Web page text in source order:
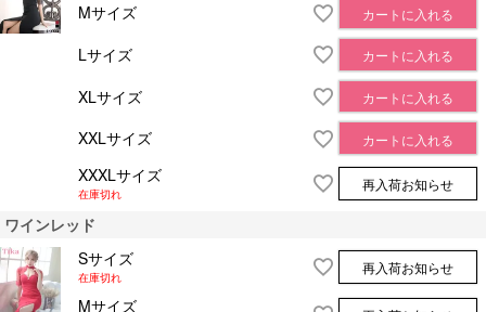
Mサイズ カートに入れる
Lサイズ カートに入れる
XLサイズ カートに入れる
XXLサイズ カートに入れる
XXXLサイズ
在庫切れ
再入荷お知らせ
ワインレッド
Sサイズ
在庫切れ
再入荷お知らせ
Mサイズ